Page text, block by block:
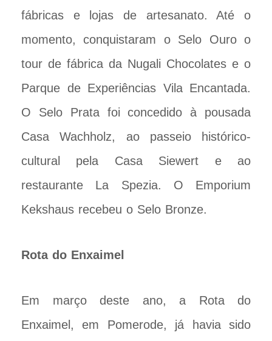
fábricas e lojas de artesanato. Até o
momento, conquistaram o Selo Ouro o
tour de fábrica da Nugali Chocolates e o
Parque de Experiências Vila Encantada.
O Selo Prata foi concedido à pousada
Casa Wachholz, ao passeio histórico-
cultural pela Casa Siewert e ao
restaurante La Spezia. O Emporium
Kekshaus recebeu o Selo Bronze.
Rota do Enxaimel
Em março deste ano, a Rota do
Enxaimel, em Pomerode, já havia sido